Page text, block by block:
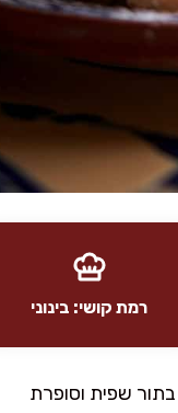
רמת קושי: בינוני
שפית וסופרת